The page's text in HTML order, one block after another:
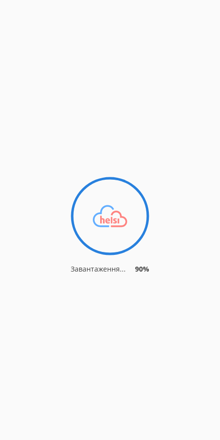
Завантаження... 90%